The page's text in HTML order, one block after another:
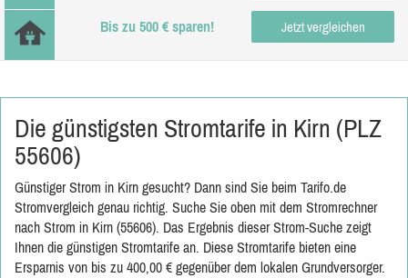
Bis zu 500 € sparen! Jetzt vergleichen
Die günstigsten Stromtarife in Kirn (PLZ
55606)
Günstiger Strom in Kirn gesucht? Dann sind Sie beim Tarifo.de
Stromvergleich genau richtig. Suche Sie oben mit dem Stromrechner
nach Strom in Kirn (55606). Das Ergebnis dieser Strom-Suche zeigt
Ihnen die günstigen Stromtarife an. Diese Stromtarife bieten eine
Ersparnis von bis zu 400,00 € gegenüber dem lokalen Grundversorger.